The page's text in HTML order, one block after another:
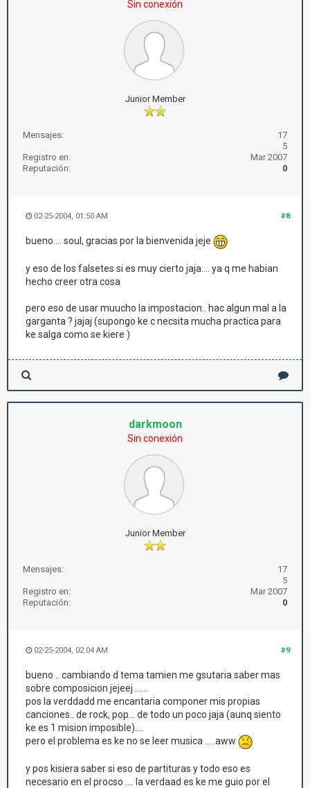
Sin conexión
Junior Member
Mensajes:
17
5
Registro en:
Mar 2007
Reputación:
0
#8
02-25-2004, 01:50 AM
bueno.... soul, gracias por la bienvenida jeje
y eso de los falsetes si es muy cierto jaja.... ya q me habian
hecho creer otra cosa
pero eso de usar muucho la impostacion.. hac algun mal a la
garganta ? jajaj (supongo ke c necsita mucha practica para
ke salga como se kiere )
darkmoon
Sin conexión
Junior Member
Mensajes:
17
5
Registro en:
Mar 2007
Reputación:
0
#9
02-25-2004, 02:04 AM
bueno .. cambiando d tema tamien me gsutaria saber mas
sobre composicion jejeej ......
pos la verddadd me encantaria componer mis propias
canciones.. de rock, pop... de todo un poco jaja (aunq siento
ke es 1 mision imposible)....
pero el problema es ke no se leer musica .....aww
y pos kisiera saber si eso de partituras y todo eso es
necesario en el procso .... la verdaad es ke me guio por el